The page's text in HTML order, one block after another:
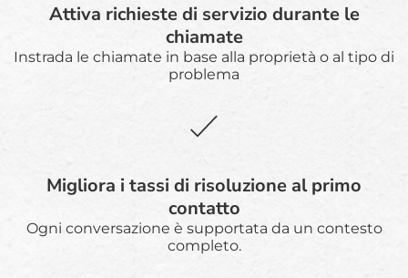
Attiva richieste di servizio durante le
chiamate
Instrada le chiamate in base alla proprietà o al tipo di
problema
Migliora i tassi di risoluzione al primo
contatto
Ogni conversazione è supportata da un contesto
completo.